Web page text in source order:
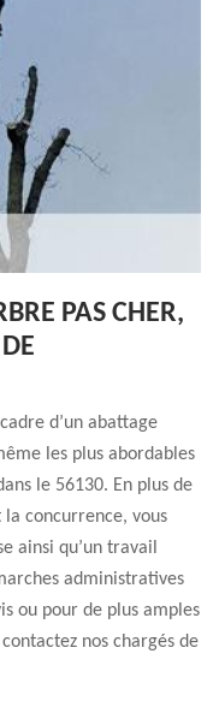
PAS CHER,
d’un abattage
les plus abordables
le 56130. En plus de
concurrence, vous
ainsi qu’un travail
administratives
ou pour de plus amples
nos chargés de